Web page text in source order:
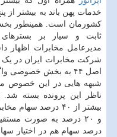
خدمات پهن باند به بیشتر
کشورمان است. همینطور
ثابت و سیار بر
شرکت مخابرات ایران در یک
اصل ۴۴ به بخش
شبهه هایی در این خصوص
ناظر این پرونده بسته
درصد سهام هم در اختیار